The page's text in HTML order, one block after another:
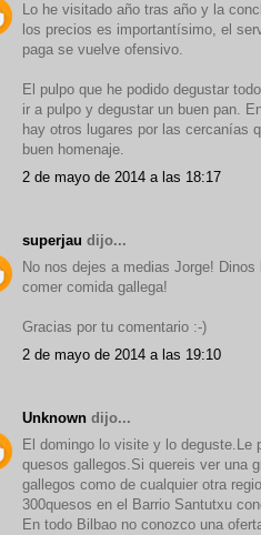
Lo he visitado año tras año y la
los precios es importantísimo, el
paga se vuelve ofensivo.
El pulpo que he podido degustar
ir a pulpo y degustar un buen pan.
hay otros lugares por las cercanías
buen homenaje.
2 de mayo de 2014 a las 18:17
superjau dijo...
No nos dejes a medias Jorge!
comer comida gallega!
Gracias por tu comentario :-)
2 de mayo de 2014 a las 19:10
Unknown dijo...
El domingo lo visite y lo deguste.Le
quesos gallegos.Si quereis ver una
gallegos como de cualquier otra
300quesos en el Barrio Santutxu
En todo Bilbao no conozco una